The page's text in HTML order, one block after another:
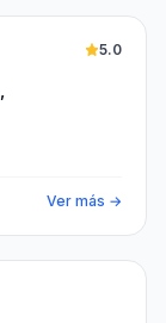
5.0
Ver más →